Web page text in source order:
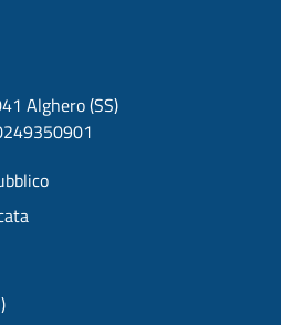
Alghero (SS)